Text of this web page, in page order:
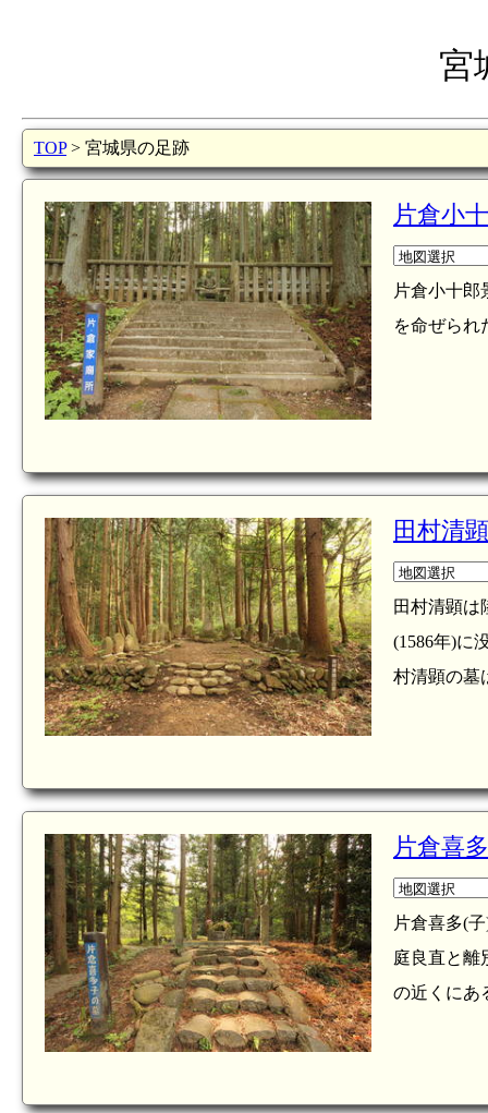
宮
TOP> 宮城県の足跡
片倉小
片倉小十郎
を命ぜられ
田村清
田村清顕は
(1586年)に
村清顕の墓
片倉喜
片倉喜多(
庭良直と離
の近くにあ